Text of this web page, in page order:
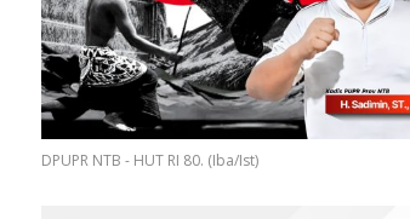
DPUPR NTB - HUT RI 80. (Iba/Ist)